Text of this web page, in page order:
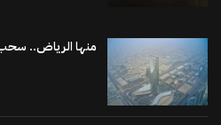
منها الرياض.. سحب